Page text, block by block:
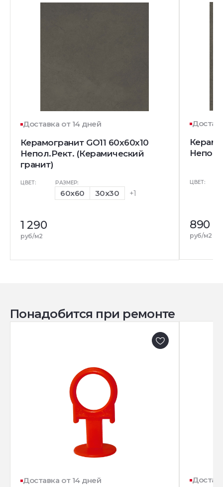
Доставка от 14 дней
Керамогранит GO11 60x60x10
Непол.Рект. (Керамический
гранит)
ЦВЕТ: РАЗМЕР:
60x60 30x30 +1
1 290
руб/м2
Непол.
ЦВЕТ:
890
руб/м2
Понадобится при ремонте
Доставка от 14 дней